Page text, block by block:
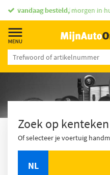
vandaag besteld,morgen in
Zoek op kenteken
Of selecteer je voertuig
NL